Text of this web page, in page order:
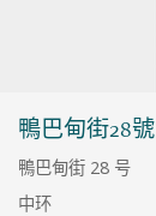
鴨巴甸街28號
鴨巴甸街 28 号
中环